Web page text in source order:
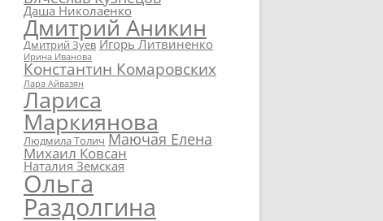
Даша Николаенко
Дмитрий Аникин
Дмитрий Зуев Игорь Литвиненко
Ирина Иванова
Константин Комаровских
Лара Айвазян
Лариса
Маркиянова
Людмила Толич Маючая Елена
Михаил Ковсан
Наталия Земская
Ольга
Раздолгина